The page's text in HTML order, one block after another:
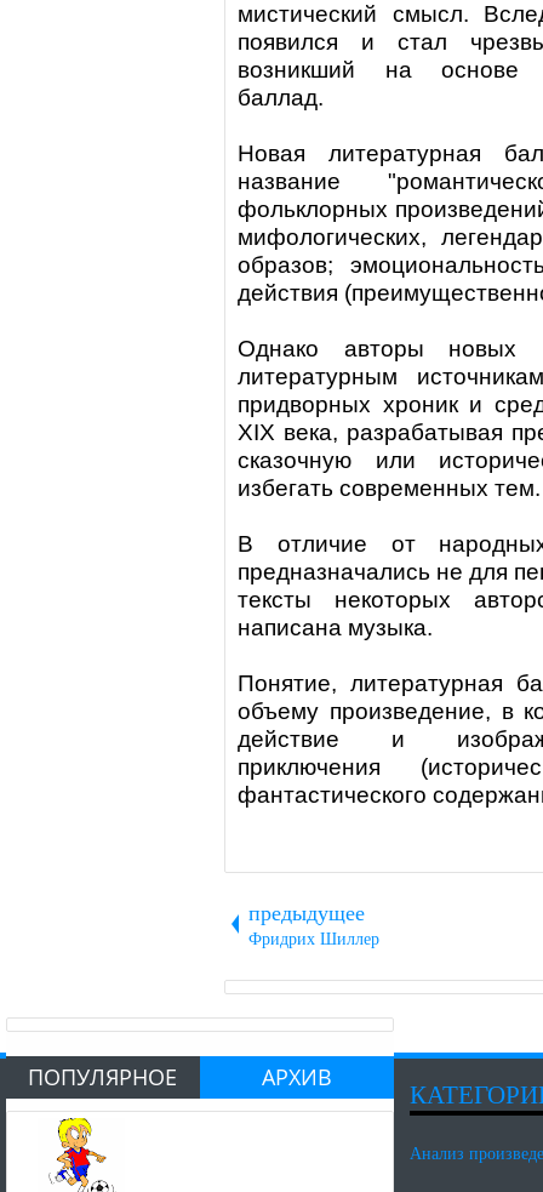
мистический смысл.
появился и стал
возникший на основе
баллад.
Новая литературная
название
фольклорных
мифологических,
образов;
действия
Однако авторы новых
литературным
придворных хроник и
ХІХ века, разрабатывая
сказочную или
избегать современных
В отличие от
предназначались не для
тексты некоторых
написана музыка.
Понятие, литературная
объему произведение, в
действие и
приключения
фантастического
предыдущее
Фридрих Шиллер
ПОПУЛЯРНОЕ АРХИВ
Анализ